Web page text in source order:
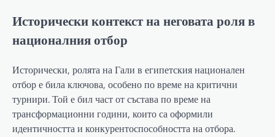
Исторически контекст на неговата роля в
националния отбор
Исторически, ролята на Гали в египетския национален
отбор е била ключова, особено по време на критични
турнири. Той е бил част от състава по време на
трансформационни години, които са оформили
идентичността и конкурентоспособността на отбора.